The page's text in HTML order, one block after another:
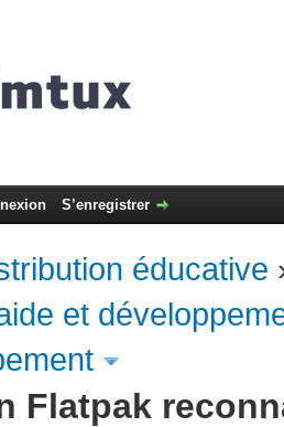
S’enregistrer
éducative
et
Flatpak